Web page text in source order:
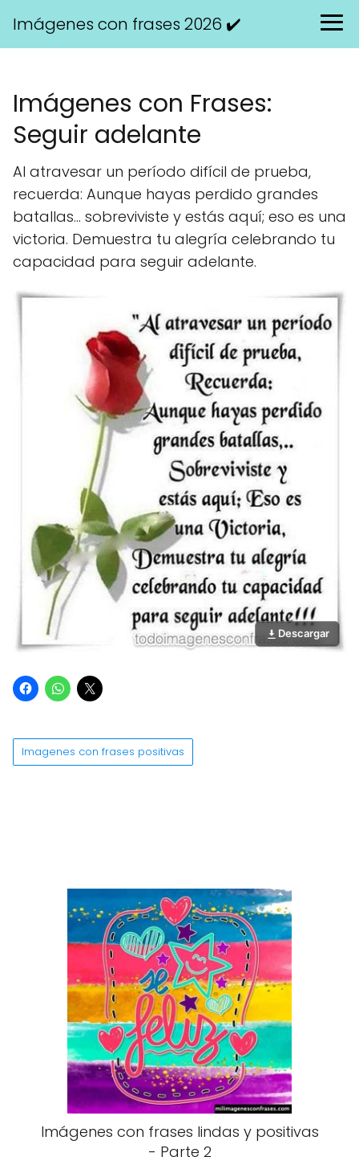
Imágenes con frases 2026 ✔️
Imágenes con Frases:
Seguir adelante
Al atravesar un período difícil de prueba,
recuerda: Aunque hayas perdido grandes
batallas... sobreviviste y estás aquí; eso es una
victoria. Demuestra tu alegría celebrando tu
capacidad para seguir adelante.
Descargar
Imagenes con frases positivas
Imágenes con frases lindas y positivas
- Parte 2